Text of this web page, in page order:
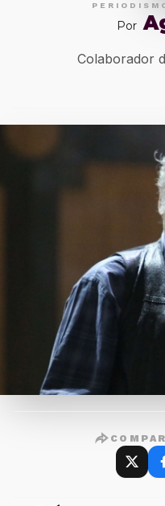
Por
Colaborador